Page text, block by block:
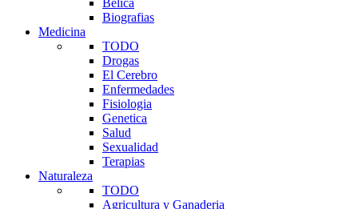
Biografias
Medicina
TODO
Drogas
El Cerebro
Enfermedades
Fisiologia
Genetica
Salud
Sexualidad
Terapias
Naturaleza
TODO
Agricultura y Ganaderia